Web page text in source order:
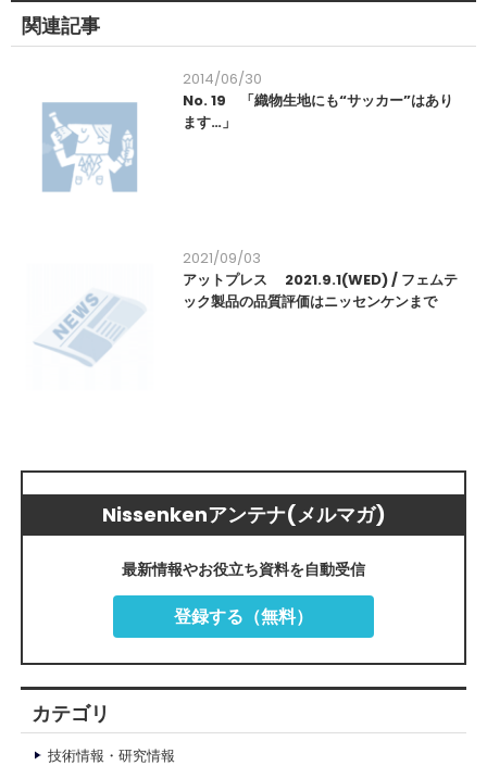
関連記事
2014/06/30
No. 19 「織物生地にも“サッカー”はあり
ます…」
2021/09/03
アットプレス 2021.9.1(WED) / フェムテ
ック製品の品質評価はニッセンケンまで
Nissenkenアンテナ(メルマガ)
最新情報やお役立ち資料を自動受信
登録する（無料）
カテゴリ
技術情報・研究情報